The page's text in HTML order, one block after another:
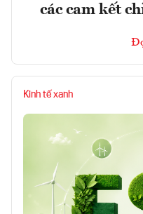
các cam kết
Kinh tế xanh